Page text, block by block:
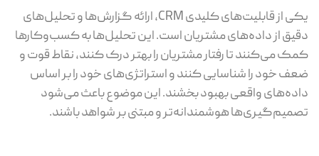
یکی از قابلیت‌های کلیدی CRM، ارائه گزارش‌ها و تحلیل‌های
دقیق از داده‌های مشتریان است. این تحلیل‌ها به کسب‌وکارها
کمک می‌کنند تا رفتار مشتریان را بهتر درک کنند، نقاط قوت و
ضعف خود را شناسایی کنند و استراتژی‌های خود را بر اساس
داده‌های واقعی بهبود بخشند. این موضوع باعث می‌شود
تصمیم‌گیری‌ها هوشمندانه‌تر و مبتنی بر شواهد باشند.